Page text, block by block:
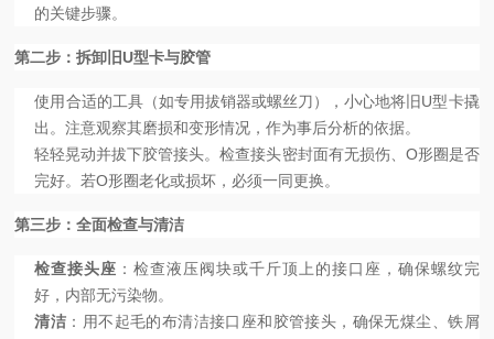
的关键步骤。
第二步：拆卸旧U型卡与胶管
使用合适的工具（如专用拔销器或螺丝刀），小心地将旧U型卡撬
出。注意观察其磨损和变形情况，作为事后分析的依据。
轻轻晃动并拔下胶管接头。检查接头密封面有无损伤、O形圈是否
完好。若O形圈老化或损坏，必须一同更换。
第三步：全面检查与清洁
检查接头座 ：检查液压阀块或千斤顶上的接口座，确保螺纹完
好，内部无污染物。
清洁 ：用不起毛的布清洁接口座和胶管接头，确保无煤尘、铁屑